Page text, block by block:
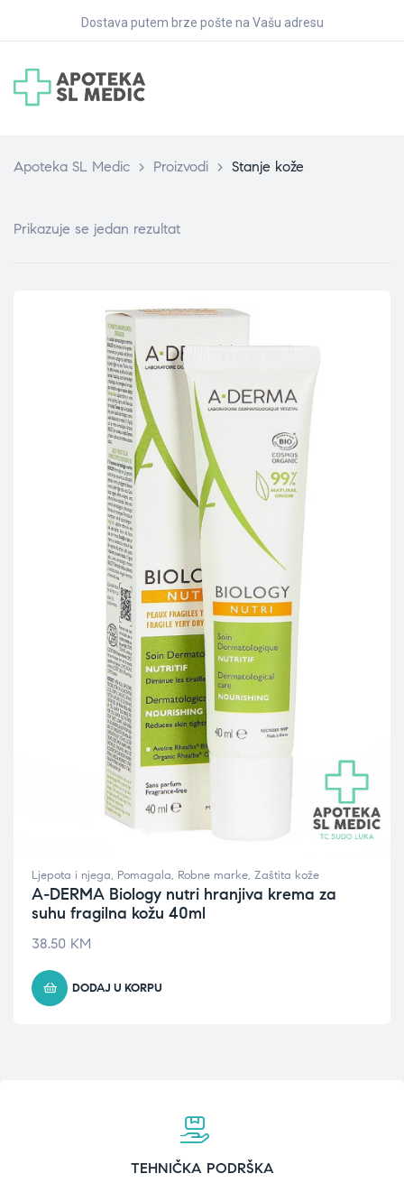
Dostava putem brze pošte na Vašu adresu
Apoteka SL Medic > Proizvodi > Stanje kože
Prikazuje se jedan rezultat
Ljepota i njega, Pomagala, Robne marke, Zaštita kože
A-DERMA Biology nutri hranjiva krema za
suhu fragilna kožu 40ml
38.50 KM
DODAJ U KORPU
TEHNIČKA PODRŠKA